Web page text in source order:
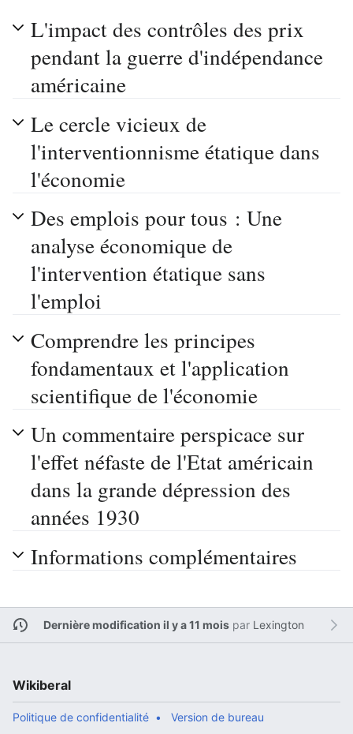
L'impact des contrôles des prix
pendant la guerre d'indépendance
américaine
Le cercle vicieux de
l'interventionnisme étatique dans
l'économie
Des emplois pour tous : Une
analyse économique de
l'intervention étatique sans
l'emploi
Comprendre les principes
fondamentaux et l'application
scientifique de l'économie
Un commentaire perspicace sur
l'effet néfaste de l'Etat américain
dans la grande dépression des
années 1930
Informations complémentaires
Dernière modification il y a 11 moispar Lexington
Wikiberal
Politique de confidentialité Version de bureau